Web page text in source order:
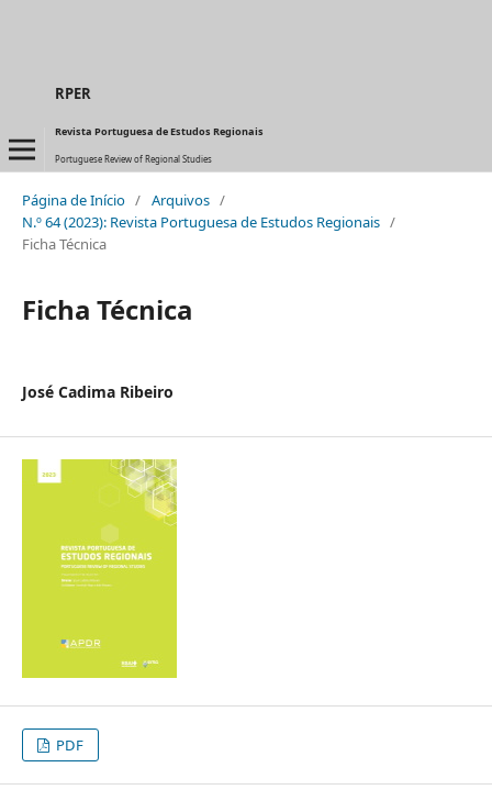
RPER
Revista Portuguesa de Estudos Regionais
Portuguese Review of Regional Studies
Página de Início / Arquivos /
N.º 64 (2023): Revista Portuguesa de Estudos Regionais /
Ficha Técnica
Ficha Técnica
José Cadima Ribeiro
PDF